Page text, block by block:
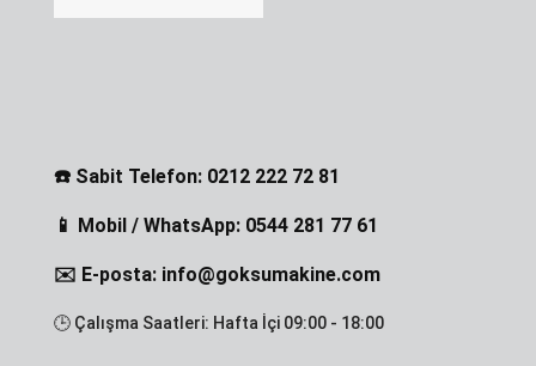
☎️ Sabit Telefon: 0212 222 72 81
📱 Mobil / WhatsApp: 0544 281 77 61
✉️ E-posta: info@goksumakine.com
🕒 Çalışma Saatleri: Hafta İçi 09:00 - 18:00